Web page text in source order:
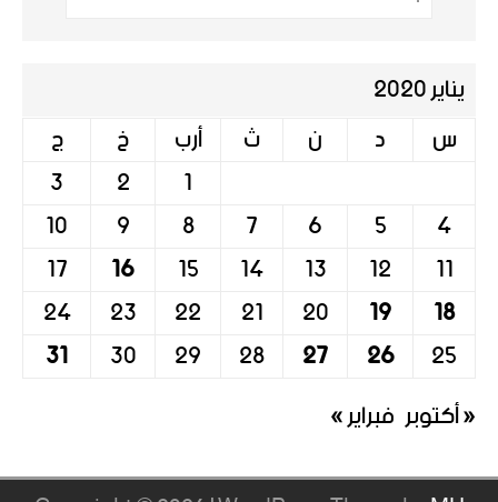
يناير 2020
س
د ن ث أرب خ ج
1
2
3
4
5
6
7
8
9
10
11
12
13
14
15
16
17
18
19
20
21
22
23
24
25
26
27
28
29
30
31
« أكتوبرفبراير »